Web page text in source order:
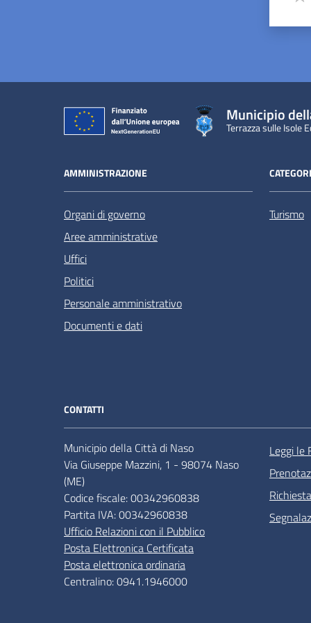
Municipio
Terrazza sulle Isole
AMMINISTRAZIONE
Organi di governo
Aree amministrative
Uffici
Politici
Personale amministrativo
Documenti e dati
Turismo
CONTATTI
Municipio della Città di Naso
Via Giuseppe Mazzini, 1 - 98074 Naso
(ME)
Codice fiscale: 00342960838
Partita IVA: 00342960838
Ufficio Relazioni con il Pubblico
Posta Elettronica Certificata
Posta elettronica ordinaria
Centralino: 0941.1946000
Leggi le